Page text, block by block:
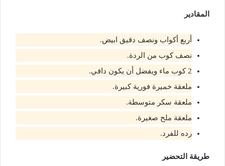
المقادير
أربع أكواب ونصف دقيق ابيض.
نصف كوب من الردة.
2 كوب ماء ويفضل أن يكون دافي.
ملعقة خميرة فورية كبيرة.
ملعقة سكر متوسطة.
ملعقة ملح صغيرة.
رده للفرد.
طريقة التحضير